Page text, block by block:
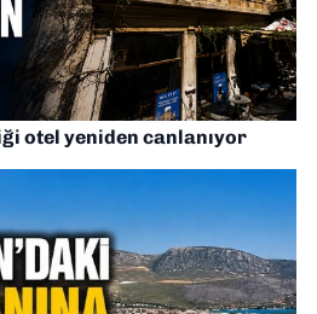
otel yeniden canlanıyor